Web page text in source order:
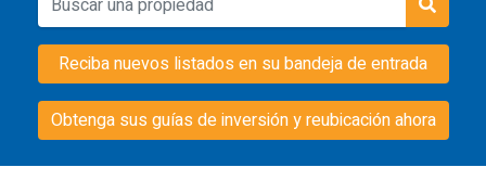
Reciba nuevos listados en su bandeja de entrada
Obtenga sus guías de inversión y reubicación ahora